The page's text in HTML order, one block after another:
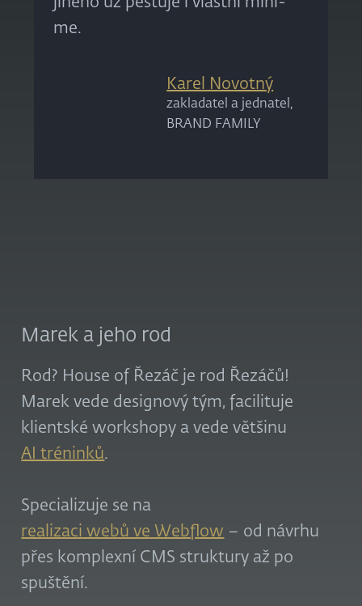
me.
Karel Novotný
zakladatel a jednatel,
BRAND FAMILY
Marek a jeho rod
Rod? House of Řezáč je rod Řezáčů!
Marek vede designový tým, facilituje
klientské workshopy a vede většinu
AI tréninků.
Specializuje se na
realizaci webů ve Webflow – od návrhu
přes komplexní CMS struktury až po
spuštění.